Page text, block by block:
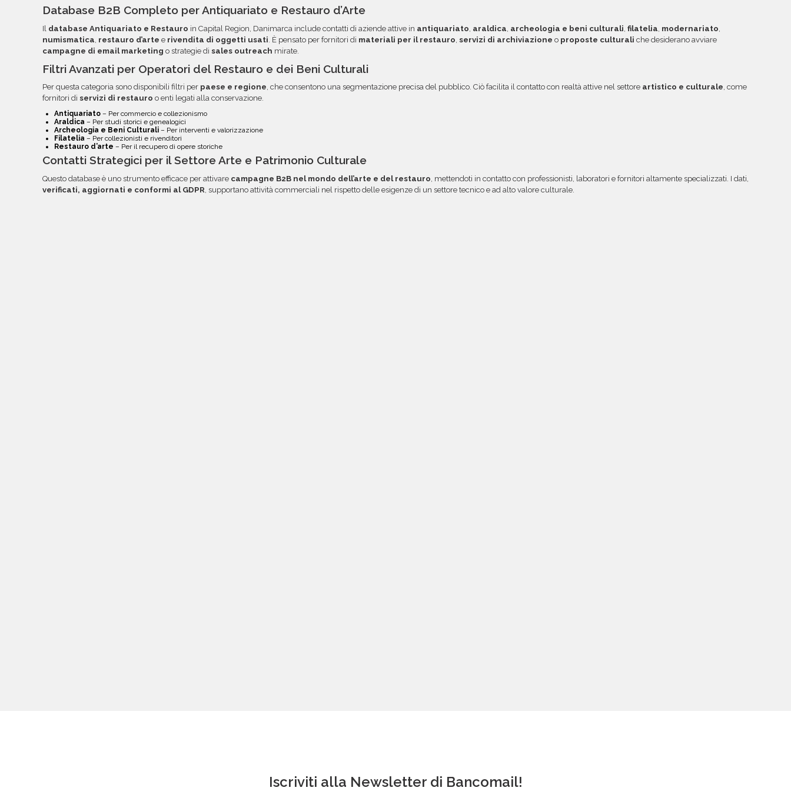
tuoi strumenti di invio. Ogni campo è organizzato in colonne per
semplificare la lettura, l'ordinamento e l'utilizzo dei dati. Una volta pronti,
troverai file e documentazione nella tua area riservata, con link diretto via
email.
opzione.
Database B2B Completo per Antiquariato e Restauro d’Arte
Il database Antiquariato e Restauro in Capital Region, Danimarca include contatti di aziende attive in antiquariato araldica archeologia e beni culturali filatelia modernariato
numismatica restauro d’arte e rivendita di oggetti usati . È pensato per fornitori di materiali per il restauro servizi di archiviazione o proposte culturali che desiderano avviare
campagne di email marketing o strategie di sales outreach mirate.
Filtri Avanzati per Operatori del Restauro e dei Beni Culturali
Per questa categoria sono disponibili filtri per paese e regione, che consentono una segmentazione precisa del pubblico. Ciò facilita il contatto con realtà attive nel settore artistico e culturale, come
fornitori di servizi di restauro o enti legati alla conservazione.
Antiquariato – Per commercio e collezionismo
Araldica – Per studi storici e genealogici
Archeologia e Beni Culturali – Per interventi e valorizzazione
Filatelia – Per collezionisti e rivenditori
Restauro d’arte – Per il recupero di opere storiche
Contatti Strategici per il Settore Arte e Patrimonio Culturale
Questo database è uno strumento efficace per attivare campagne B2B nel mondo dell’arte e del restauro , mettendoti in contatto con professionisti, laboratori e fornitori altamente specializzati. I dati,
verificati, aggiornati e conformi al GDPR , supportano attività commerciali nel rispetto delle esigenze di un settore tecnico e ad alto valore culturale.
Iscriviti alla Newsletter di Bancomail!